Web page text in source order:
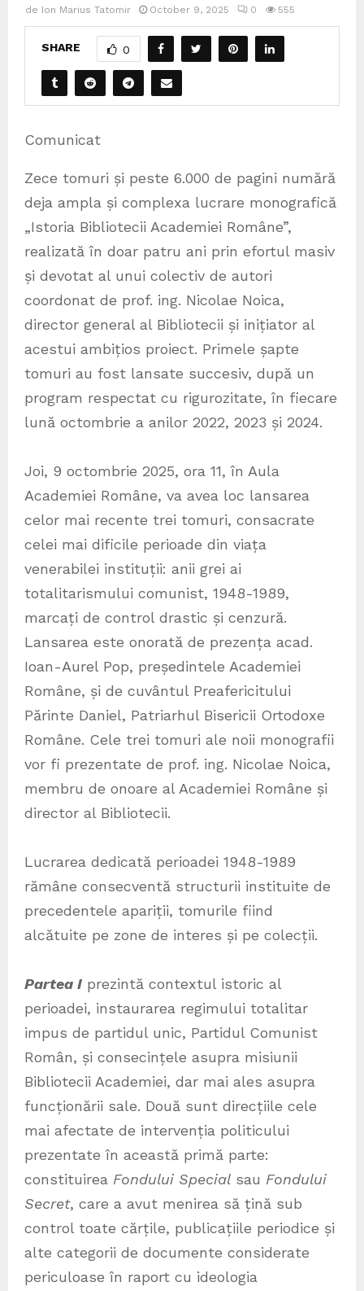
de Ion Marius Tatomir October 9, 2025 0 555
SHARE 0
Comunicat
Zece tomuri și peste 6.000 de pagini numără
deja ampla și complexa lucrare monografică
„Istoria Bibliotecii Academiei Române”,
realizată în doar patru ani prin efortul masiv
și devotat al unui colectiv de autori
coordonat de prof. ing. Nicolae Noica,
director general al Bibliotecii și inițiator al
acestui ambițios proiect. Primele șapte
tomuri au fost lansate succesiv, după un
program respectat cu rigurozitate, în fiecare
lună octombrie a anilor 2022, 2023 și 2024.
Joi, 9 octombrie 2025, ora 11, în Aula
Academiei Române, va avea loc lansarea
celor mai recente trei tomuri, consacrate
celei mai dificile perioade din viața
venerabilei instituții: anii grei ai
totalitarismului comunist, 1948-1989,
marcați de control drastic și cenzură.
Lansarea este onorată de prezența acad.
Ioan-Aurel Pop, președintele Academiei
Române, și de cuvântul Preafericitului
Părinte Daniel, Patriarhul Bisericii Ortodoxe
Române. Cele trei tomuri ale noii monografii
vor fi prezentate de prof. ing. Nicolae Noica,
membru de onoare al Academiei Române și
director al Bibliotecii.
Lucrarea dedicată perioadei 1948-1989
rămâne consecventă structurii instituite de
precedentele apariții, tomurile fiind
alcătuite pe zone de interes și pe colecții.
Partea I prezintă contextul istoric al
perioadei, instaurarea regimului totalitar
impus de partidul unic, Partidul Comunist
Român, și consecințele asupra misiunii
Bibliotecii Academiei, dar mai ales asupra
funcționării sale. Două sunt direcțiile cele
mai afectate de intervenția politicului
prezentate în această primă parte:
constituirea Fondului Special sau Fondului
Secret, care a avut menirea să țină sub
control toate cărțile, publicațiile periodice și
alte categorii de documente considerate
periculoase în raport cu ideologia